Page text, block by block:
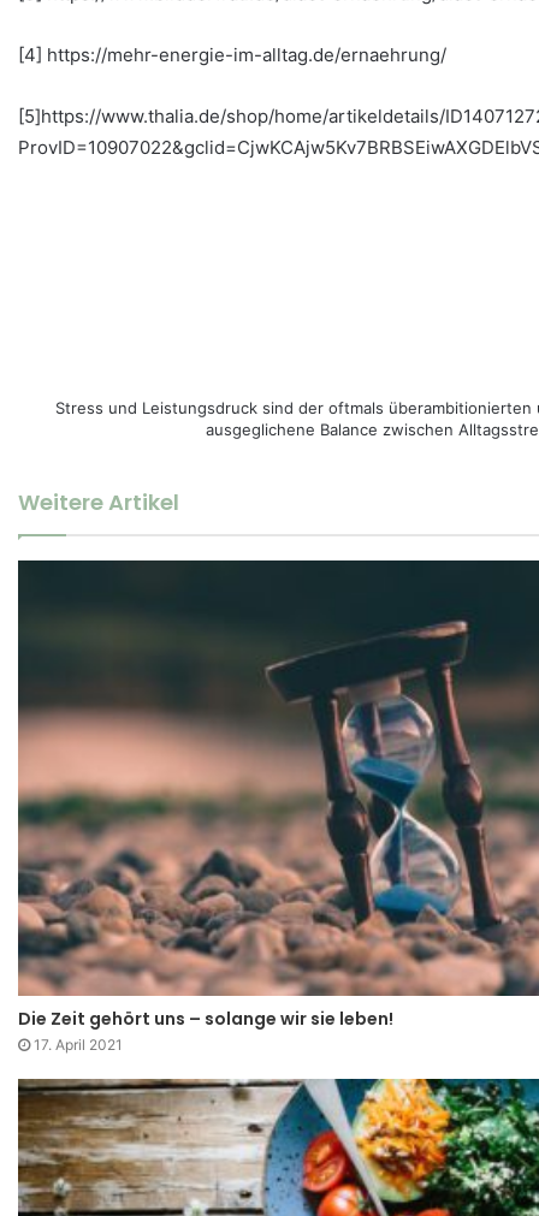
[4] https://mehr-energie-im-alltag.de/ernaehrung/
[5]https://www.thalia.de/shop/home/artikeldetails/
Stress und Leistungsdruck sind der oftmals
ausgeglichene Balance zwischen
Weitere Artikel
Die Zeit gehört uns – solange wir sie leben!
17. April 2021